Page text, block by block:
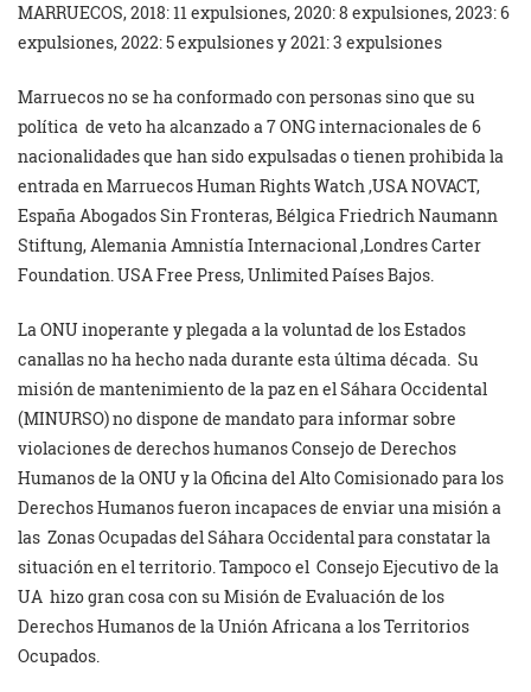
MARRUECOS, 2018: 11 expulsiones, 2020: 8 expulsiones, 2023: 6
expulsiones, 2022: 5 expulsiones y 2021: 3 expulsiones
Marruecos no se ha conformado con personas sino que su
política de veto ha alcanzado a 7 ONG internacionales de 6
nacionalidades que han sido expulsadas o tienen prohibida la
entrada en Marruecos Human Rights Watch ,USA NOVACT,
España Abogados Sin Fronteras, Bélgica Friedrich Naumann
Stiftung, Alemania Amnistía Internacional ,Londres Carter
Foundation. USA Free Press, Unlimited Países Bajos.
La ONU inoperante y plegada a la voluntad de los Estados
canallas no ha hecho nada durante esta última década. Su
misión de mantenimiento de la paz en el Sáhara Occidental
(MINURSO) no dispone de mandato para informar sobre
violaciones de derechos humanos Consejo de Derechos
Humanos de la ONU y la Oficina del Alto Comisionado para los
Derechos Humanos fueron incapaces de enviar una misión a
las Zonas Ocupadas del Sáhara Occidental para constatar la
situación en el territorio. Tampoco el Consejo Ejecutivo de la
UA hizo gran cosa con su Misión de Evaluación de los
Derechos Humanos de la Unión Africana a los Territorios
Ocupados.